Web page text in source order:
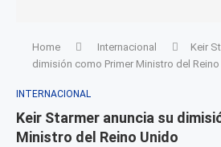
Home Internacional
Keir
dimisión como Primer Ministro del
INTERNACIONAL
Keir Starmer anuncia su
Ministro del Reino Unido